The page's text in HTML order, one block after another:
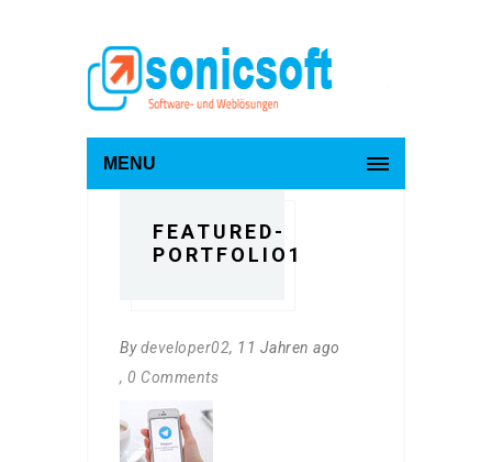
MENU
FEATURED-
PORTFOLIO1
By developer02, 11 Jahren ago
, 0 Comments